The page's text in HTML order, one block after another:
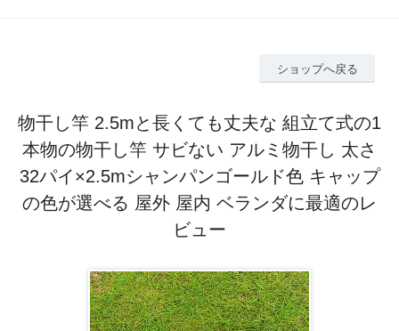
ショップへ戻る
物干し竿 2.5mと長くても丈夫な 組立て式の1
本物の物干し竿 サビない アルミ物干し 太さ
32パイ×2.5mシャンパンゴールド色 キャップ
の色が選べる 屋外 屋内 ベランダに最適のレ
ビュー